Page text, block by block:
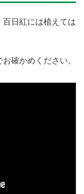
百日紅には植えては
確かめください。